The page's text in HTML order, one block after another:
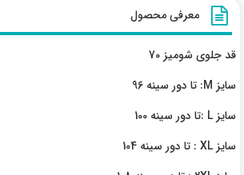
معرفی محصول
قد جلوی شومیز 70
سایز M: تا دور سینه 96
سایز L :تا دور سینه 100
سایز XL : تا دور سینه 104